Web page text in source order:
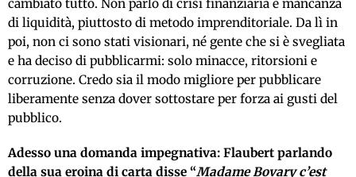
cambiato tutto. Non parlo di crisi finanziaria e mancanza
di liquidità, piuttosto di metodo imprenditoriale. Da lì in
poi, non ci sono stati visionari, né gente che si è svegliata
e ha deciso di pubblicarmi: solo minacce, ritorsioni e
corruzione. Credo sia il modo migliore per pubblicare
liberamente senza dover sottostare per forza ai gusti del
pubblico.
Adesso una domanda impegnativa: Flaubert parlando
della sua eroina di carta disse “Madame Bovary c’est